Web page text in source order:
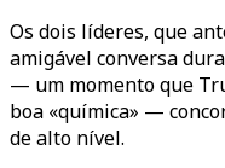
Os dois líderes, que
amigável conversa
— um momento que
boa «química» —
de alto nível.